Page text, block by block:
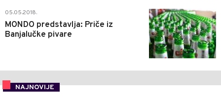
05.05.2018.
MONDO predstavlja: Priče iz
Banjalučke pivare
0
NAJNOVIJE